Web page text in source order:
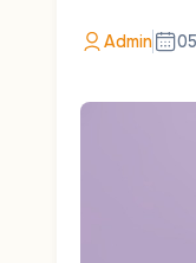
Admin